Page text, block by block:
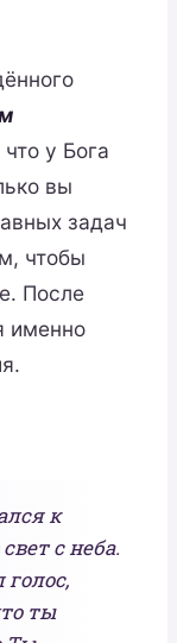
у Бога
вы
задач
чтобы
После
именно
к
с неба.
ты